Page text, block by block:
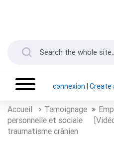
connexion | Create
Accueil Temoignage
personnelle et sociale
traumatisme crânien